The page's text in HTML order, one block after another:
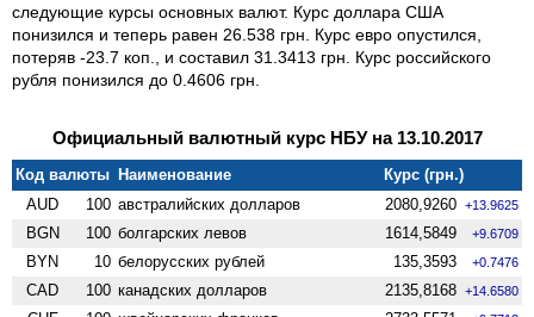
следующие курсы основных валют. Курс доллара США
понизился и теперь равен 26.538 грн. Курс евро опустился,
потеряв -23.7 коп., и составил 31.3413 грн. Курс российского
рубля понизился до 0.4606 грн.
Официальный валютный курс НБУ на 13.10.2017
Код валюты Наименование
Курс (грн.)
AUD
100 австралийских долларов 2080,9260 +13.9625
BGN 100 болгарских левов 1614,5849 +9.6709
BYN 10 белорусских рублей 135,3593 +0.7476
CAD 100 канадских долларов 2135,8168 +14.6580